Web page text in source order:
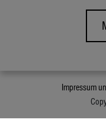
Impressum